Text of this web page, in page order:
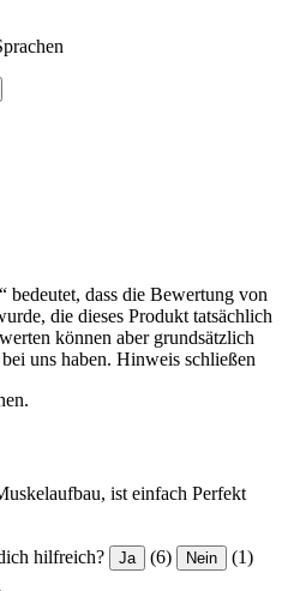
bedeutet, dass die Bewertung von
die dieses Produkt tatsächlich
können aber grundsätzlich
uns haben. Hinweis schließen
ist einfach Perfekt
hilfreich? Ja (6) Nein (1)